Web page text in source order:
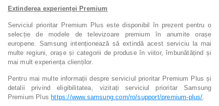
Extinderea experienței Premium
Serviciul prioritar Premium Plus este disponibil în prezent pentru o
selecție de modele de televizoare premium în anumite orașe
europene. Samsung intenționează să extindă acest serviciu la mai
multe regiuni, orașe și categorii de produse în viitor, îmbunătățind și
mai mult experiența clienților.
Pentru mai multe informații despre serviciul prioritar Premium Plus și
detalii privind eligibilitatea, vizitați serviciul prioritar Samsung
Premium Plus https://www.samsung.com/ro/support/premium-plus/.